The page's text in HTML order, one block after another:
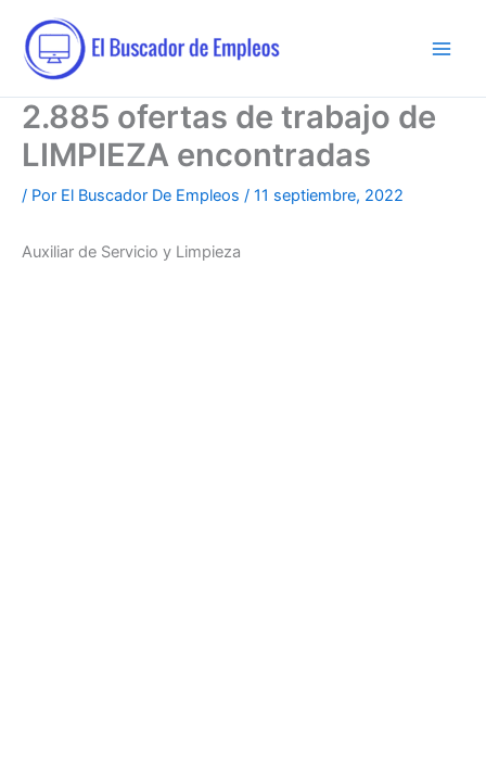
contenido
2.885 ofertas de trabajo de
LIMPIEZA encontradas
/ Por El Buscador De Empleos / 11 septiembre, 2022
Auxiliar de Servicio y Limpieza